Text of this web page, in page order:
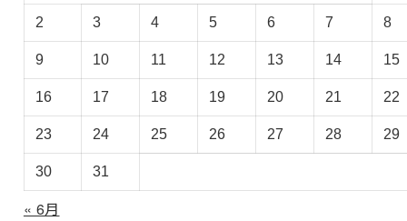
の
ア
ー
カ
イ
ブ
2 3 4 5 6 7 8
9 10 11 12 13 14 15
16 17 18 19 20 21 22
23 24 25 26 27 28 29
30 31
« 6月